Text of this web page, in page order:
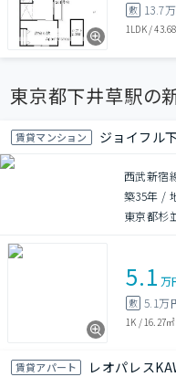
敷 13.7
1LDK/
東京都下井草駅の
賃貸マンション ジョイフル
西武新宿
築35年 /
東京都杉
5.1 万
敷 5.1万
1K / 16.27㎡
賃貸アパート レオパレス